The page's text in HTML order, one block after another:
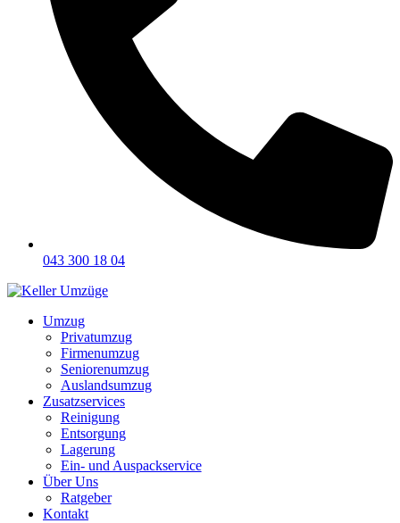
043 300 18 04
Umzug
Privatumzug
Firmenumzug
Seniorenumzug
Auslandsumzug
Zusatzservices
Reinigung
Entsorgung
Lagerung
Ein- und Auspackservice
Über Uns
Ratgeber
Kontakt